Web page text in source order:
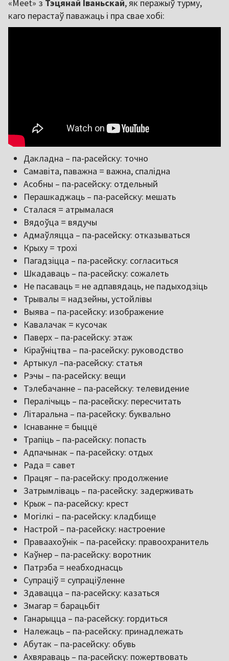
«Meet» з Тэцянай Іваньскай, як перажыў турму,
каго перастаў паважаць і пра свае хобі:
Дакладна – па-расейску: точно
Самавіта, паважна = важна, спалідна
Асобны – па-расейску: отдельный
Перашкаджаць – па-расейску: мешать
Сталася = атрымалася
Вядоўца = вядучы
Адмаўляцца – па-расейску: отказываться
Крыху = трохі
Пагадзіцца – па-расейску: согласиться
Шкадаваць – па-расейску: сожалеть
Не пасаваць = не адпавядаць, не падыходзіць
Трывалы = надзейны, устойлівы
Выява – па-расейску: изображение
Кавалачак = кусочак
Паверх – па-расейску: этаж
Кіраўніцтва – па-расейску: руководство
Артыкул –па-расейску: статья
Рэчы – па-расейску: вещи
Тэлебачанне – па-расейску: телевидение
Пералічыць – па-расейску: пересчитать
Літаральна – па-расейску: буквально
Існаванне = быццё
Трапіць – па-расейску: попасть
Адпачынак – па-расейску: отдых
Рада = савет
Працяг – па-расейску: продолжение
Затрымліваць – па-расейску: задерживать
Крыж – па-расейску: крест
Могілкі – па-расейску: кладбище
Настрой – па-расейску: настроение
Праваахоўнік – па-расейску: правоохранитель
Каўнер – па-расейску: воротник
Патрэба = неабходнасць
Супраціў = супраціўленне
Здавацца – па-расейску: казаться
Змагар = барацьбіт
Ганарыцца – па-расейску: гордиться
Належаць – па-расейску: принадлежать
Абутак – па-расейску: обувь
Ахвяраваць – па-расейску: пожертвовать